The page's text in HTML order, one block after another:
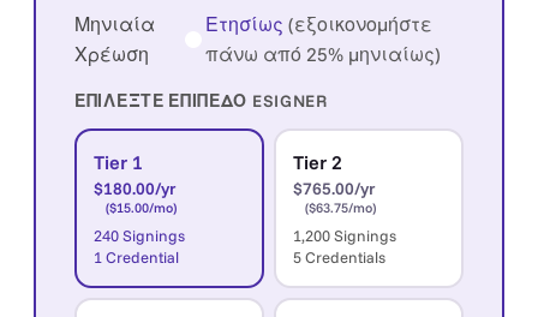
Μηνιαία
Χρέωση
Ετησίως(εξοικονομήστε
πάνω από 25% μηνιαίως)
ΕΠΙΛΈΞΤΕ ΕΠΊΠΕΔΟ ESIGNER
Tier 1
$180.00/yr
($15.00/mo)
240 Signings
1 Credential
Tier 2
$765.00/yr
($63.75/mo)
1,200 Signings
5 Credentials